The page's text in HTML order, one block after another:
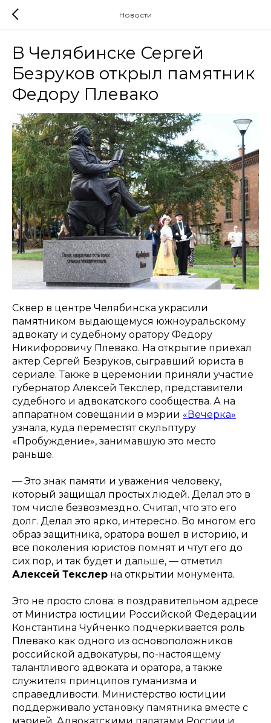
Новости
В Челябинске Сергей
Безруков открыл памятник
Федору Плевако
Сквер в центре Челябинска украсили
памятником выдающемуся южноуральскому
адвокату и судебному оратору Федору
Никифоровичу Плевако. На открытие приехал
актер Сергей Безруков, сыгравший юриста в
сериале. Также в церемонии приняли участие
губернатор Алексей Текслер, представители
судебного и адвокатского сообщества. А на
аппаратном совещании в мэрии «Вечерка»
узнала, куда переместят скульптуру
«Пробуждение», занимавшую это место
раньше.
— Это знак памяти и уважения человеку,
который защищал простых людей. Делал это в
том числе безвозмездно. Считал, что это его
долг. Делал это ярко, интересно. Во многом его
образ защитника, оратора вошел в историю, и
все поколения юристов помнят и чтут его до
сих пор, и так будет и дальше, — отметил
Алексей Текслер на открытии монумента.
Это не просто слова: в поздравительном адресе
от Министра юстиции Российской Федерации
Константина Чуйченко подчеркивается роль
Плевако как одного из основоположников
российской адвокатуры, по-настоящему
талантливого адвоката и оратора, а также
служителя принципов гуманизма и
справедливости. Министерство юстиции
поддерживало установку памятника вместе с